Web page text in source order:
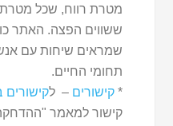
מטרת רווח, שכל
ששווים הפצה. האתר
שמראים שיחות עם
תחומי החיים.
*קישורים – לקישורים
קישור למאמר